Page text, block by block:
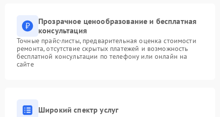
Прозрачное ценообразование и бесплатная
консультация
Точные прайс-листы, предварительная оценка стоимости
ремонта, отсутствие скрытых платежей и возможность
бесплатной консультации по телефону или онлайн на
сайте
Широкий спектр услуг